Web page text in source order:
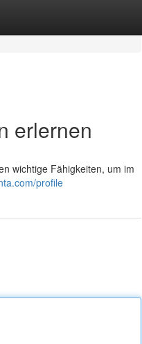
erlernen
wichtige Fähigkeiten, um im
profile